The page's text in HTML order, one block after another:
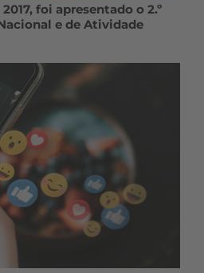
foi apresentado o 2.º
e de Atividade